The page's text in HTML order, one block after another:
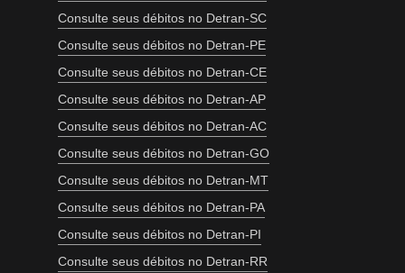
Consulte seus débitos no Detran-SC
Consulte seus débitos no Detran-PE
Consulte seus débitos no Detran-CE
Consulte seus débitos no Detran-AP
Consulte seus débitos no Detran-AC
Consulte seus débitos no Detran-GO
Consulte seus débitos no Detran-MT
Consulte seus débitos no Detran-PA
Consulte seus débitos no Detran-PI
Consulte seus débitos no Detran-RR